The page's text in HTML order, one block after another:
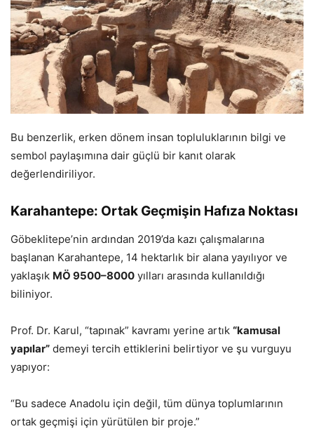
Bu benzerlik, erken dönem insan topluluklarının bilgi ve
sembol paylaşımına dair güçlü bir kanıt olarak
değerlendiriliyor.
Karahantepe: Ortak Geçmişin Hafıza Noktası
Göbeklitepe’nin ardından 2019’da kazı çalışmalarına
başlanan Karahantepe, 14 hektarlık bir alana yayılıyor ve
yaklaşık MÖ 9500–8000 yılları arasında kullanıldığı
biliniyor.
Prof. Dr. Karul, “tapınak” kavramı yerine artık “kamusal
yapılar” demeyi tercih ettiklerini belirtiyor ve şu vurguyu
yapıyor:
“Bu sadece Anadolu için değil, tüm dünya toplumlarının
ortak geçmişi için yürütülen bir proje.”